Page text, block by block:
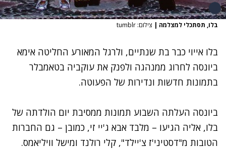
בלו, תסתכלי למצלמה | צילום: tumblr
בלו אייוי כבר בת שנתיים, ולרגל המאורע החליטה אימא
ביונסה לחרוג ממנהגה ולפנק את עוקביה בטאמבלר
בתמונות חדשות ונדירות של הפעוטה.
ביונסה העלתה השבוע תמונות ממסיבת יום הולדתה של
בלו, אליה הגיעו – מלבד אבא ג'יי זי, כמובן – גם החברות
הטובות מ"דסטיני'ז צ'יילד", קלי רולנד ומישל וויליאמס.